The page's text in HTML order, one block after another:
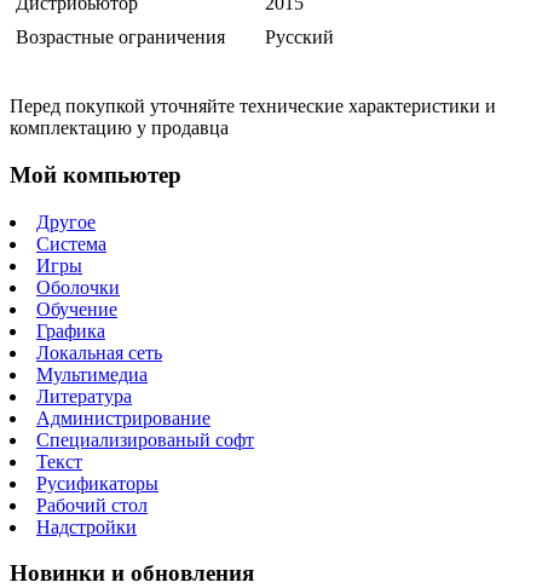
Возрастные ограничения
Русский
Перед покупкой уточняйте технические характеристики и
комплектацию у продавца
Мой компьютер
Другое
Система
Игры
Оболочки
Обучение
Графика
Локальная сеть
Мультимедиа
Литература
Администрирование
Специализированый софт
Текст
Русификаторы
Рабочий стол
Надстройки
Новинки и обновления